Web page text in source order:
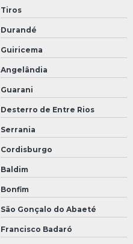
Tiros
Durandé
Guiricema
Angelândia
Guarani
Desterro de Entre Rios
Serrania
Cordisburgo
Baldim
Bonfim
São Gonçalo do Abaeté
Francisco Badaró